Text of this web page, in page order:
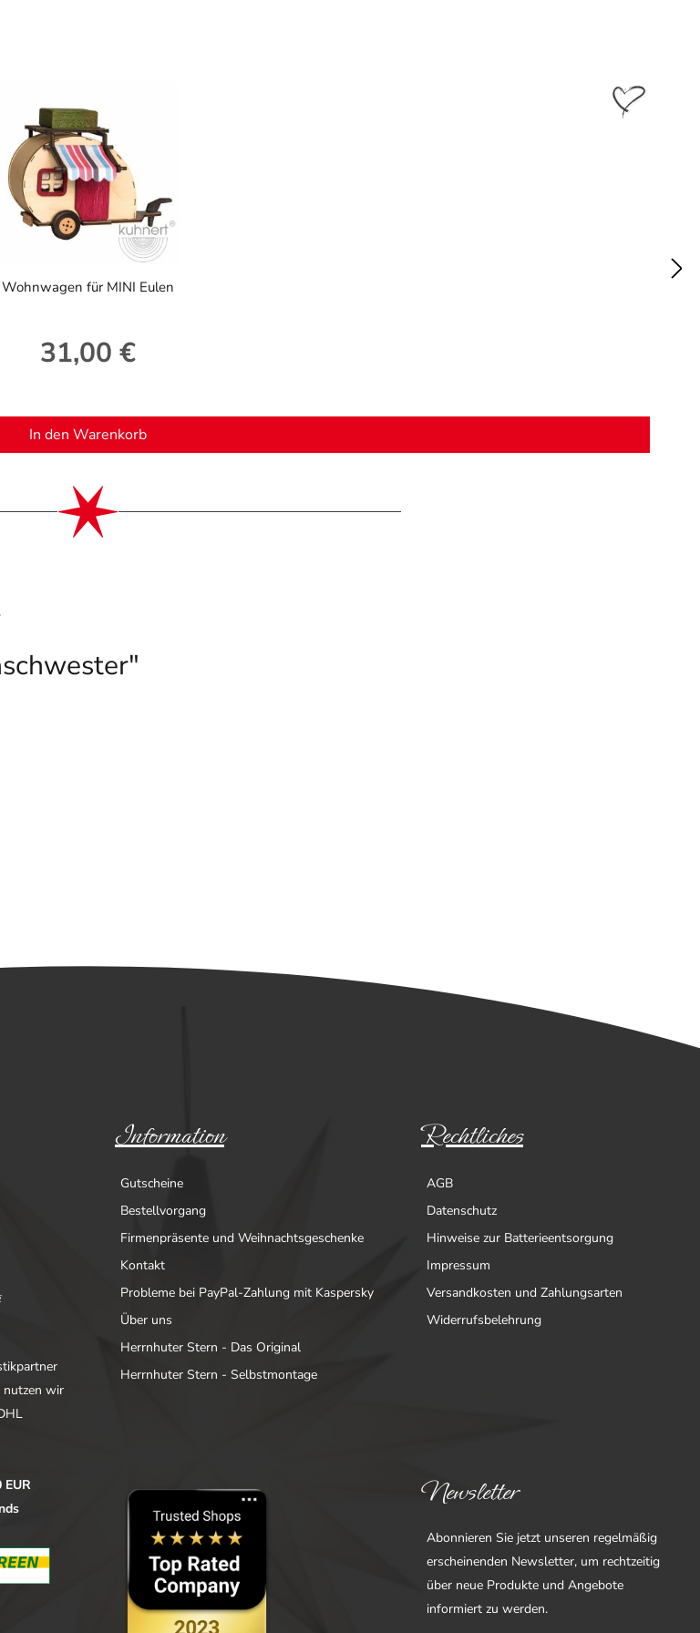
Wohnwagen für MINI Eulen
Regulärer Preis:
31,00 €
In den Warenkorb
Information
Gutscheine
Bestellvorgang
Firmenpräsente und Weihnachtsgeschenke
Kontakt
Probleme bei PayPal-Zahlung mit Kaspersky
Über uns
Herrnhuter Stern - Das Original
Herrnhuter Stern - Selbstmontage
Rechtliches
AGB
Datenschutz
Hinweise zur Batterieentsorgung
Impressum
Versandkosten und Zahlungsarten
Widerrufsbelehrung
nutzen wir
Newsletter
Abonnieren Sie jetzt unseren regelmäßig
erscheinenden Newsletter, um rechtzeitig
über neue Produkte und Angebote
informiert zu werden.